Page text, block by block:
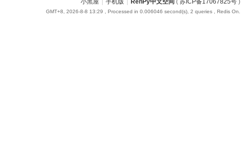
小黑屋 手机版 RenPy中文空间 ( 苏ICP备17067825号)
GMT+8, 2026-8-8 13:29 , Processed in 0.006046 second(s), 2 queries , Redis On.